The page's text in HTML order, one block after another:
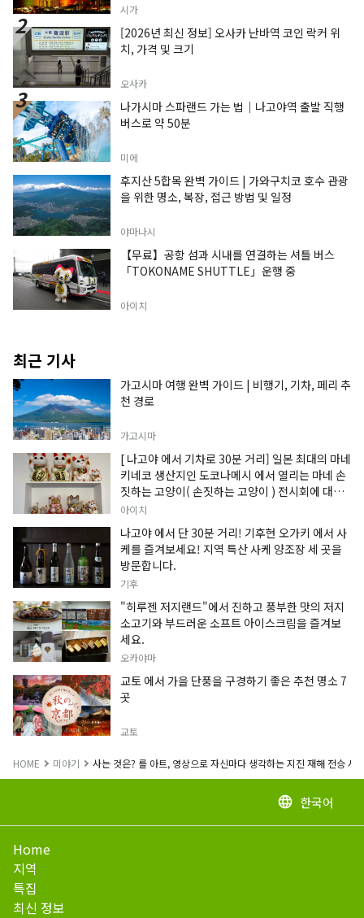
시가
[2026년 최신 정보] 오사카 난바역 코인 락커 위
치, 가격 및 크기
오사카
나가시마 스파랜드 가는 법｜나고야역 출발 직행
버스로 약 50분
미에
후지산 5합목 완벽 가이드 | 가와구치코 호수 관광
을 위한 명소, 복장, 접근 방법 및 일정
야마나시
【무료】공항 섬과 시내를 연결하는 셔틀 버스
「TOKONAME SHUTTLE」운행 중
아이치
최근 기사
가고시마 여행 완벽 가이드 | 비행기, 기차, 페리 추
천 경로
가고시마
[ 나고야 에서 기차로 30분 거리] 일본 최대의 마네
키네코 생산지인 도코나메시 에서 열리는 마네 손
짓하는 고양이( 손짓하는 고양이 ) 전시회에 대한
정보입니다.
아이치
나고야 에서 단 30분 거리! 기후현 오가키 에서 사
케를 즐겨보세요! 지역 특산 사케 양조장 세 곳을
방문합니다.
기후
"히루젠 저지랜드"에서 진하고 풍부한 맛의 저지
소고기와 부드러운 소프트 아이스크림을 즐겨보
세요.
오카야마
교토 에서 가을 단풍을 구경하기 좋은 추천 명소 7
곳
교토
HOME 미야기 사는 것은? 를 아트, 영상으로 자신마다 생각하는 지진 재해 전승
language 한국어
Home
지역
특집
최신 정보